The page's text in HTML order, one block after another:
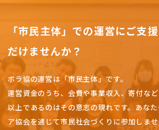
「市民主体」での運営にご支
だけませんか？
ボラ協の運営は「市民主体」です。
運営資金のうち、会費や事業収入、寄付な
以上であるのはその意志の現れです。 あな
ア協会を通じて市民社会づくりに参加しませ